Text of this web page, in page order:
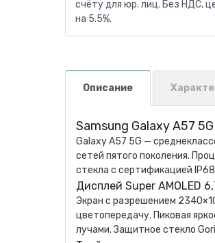
счёту для юр. лиц. Без НДС,
на 5.5%.
Описание
Samsung Galaxy A57
Galaxy A57 5G —
сетей пятого поколения.
стекла с сертификацией
Дисплей Super AMOLED
Экран с разрешением
цветопередачу. Пиковая
лучами. Защитное стекло